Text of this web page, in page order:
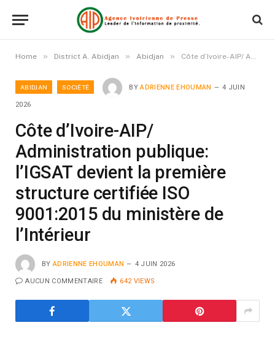
Home » District A. Abidjan » Abidjan » Côte d’Ivoire-AIP/ Administration publique: l’IGSAT devient la première structure certifiée ISO 9001:2015 du ministère de l’Intérieur
ABIDJAN SOCIÉTÉ BY ADRIENNE EHOUMAN 4 JUIN
2026
Côte d’Ivoire-AIP/
Administration publique:
l’IGSAT devient la première
structure certifiée ISO
9001:2015 du ministère de
l’Intérieur
BY ADRIENNE EHOUMAN 4 JUIN 2026
AUCUN COMMENTAIRE 642 VIEWS